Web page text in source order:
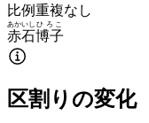
比例重複なし
赤石
あかいし
博子
ひろこ
区割りの変化